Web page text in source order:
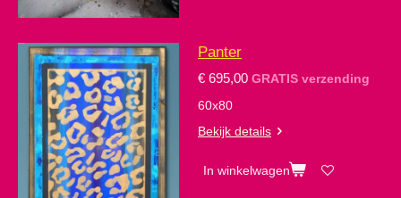
Panter
€ 695,00 GRATIS verzending
60x80
Bekijk details
In winkelwagen